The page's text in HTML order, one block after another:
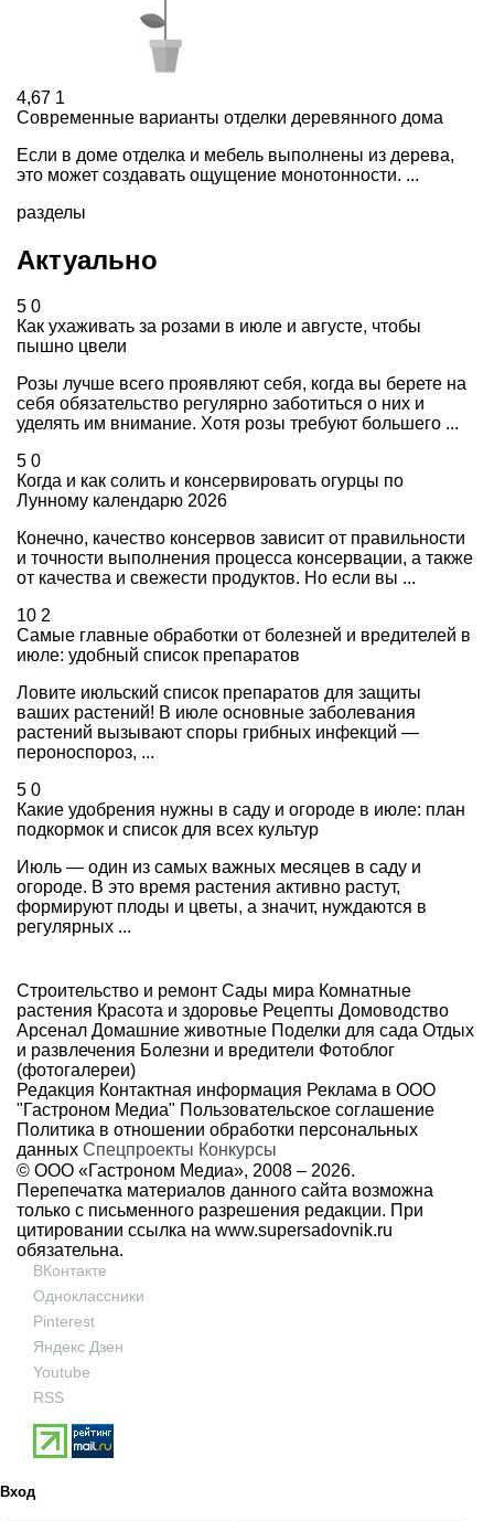
4,67 1
Современные варианты отделки деревянного дома
Если в доме отделка и мебель выполнены из дерева,
это может создавать ощущение монотонности. ...
разделы
Актуально
5 0
Как ухаживать за розами в июле и августе, чтобы
пышно цвели
Розы лучше всего проявляют себя, когда вы берете на
себя обязательство регулярно заботиться о них и
уделять им внимание. Хотя розы требуют большего ...
5 0
Когда и как солить и консервировать огурцы по
Лунному календарю 2026
Конечно, качество консервов зависит от правильности
и точности выполнения процесса консервации, а также
от качества и свежести продуктов. Но если вы ...
10 2
Самые главные обработки от болезней и вредителей в
июле: удобный список препаратов
Ловите июльский список препаратов для защиты
ваших растений! В июле основные заболевания
растений вызывают споры грибных инфекций —
пероноспороз, ...
5 0
Какие удобрения нужны в саду и огороде в июле: план
подкормок и список для всех культур
Июль — один из самых важных месяцев в саду и
огороде. В это время растения активно растут,
формируют плоды и цветы, а значит, нуждаются в
регулярных ...
Строительство и ремонт Сады мира Комнатные
растения Красота и здоровье Рецепты Домоводство
Арсенал Домашние животные Поделки для сада Отдых
и развлечения Болезни и вредители Фотоблог
(фотогалереи)
Редакция Контактная информация Реклама в ООО
"Гастроном Медиа" Пользовательское соглашение
Политика в отношении обработки персональных
данных Спецпроекты Конкурсы
© ООО «Гастроном Медиа», 2008 – 2026.
Перепечатка материалов данного сайта возможна
только с письменного разрешения редакции. При
цитировании ссылка на www.supersadovnik.ru
обязательна.
ВКонтакте
Одноклассники
Pinterest
Яндекс Дзен
Youtube
RSS
Вход